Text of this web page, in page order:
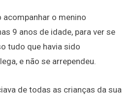
o menino
9 anos de idade, para ver se
tudo que havia sido
e não se arrependeu.
de todas as crianças da sua